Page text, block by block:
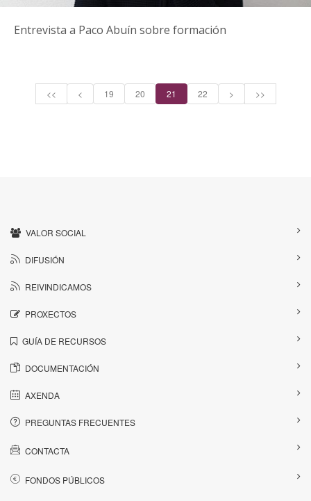
Entrevista a Paco Abuín sobre formación
<< < 19 20 21 22 > >>
VALOR SOCIAL
DIFUSIÓN
REIVINDICAMOS
PROXECTOS
GUÍA DE RECURSOS
DOCUMENTACIÓN
AXENDA
PREGUNTAS FRECUENTES
CONTACTA
FONDOS PÚBLICOS